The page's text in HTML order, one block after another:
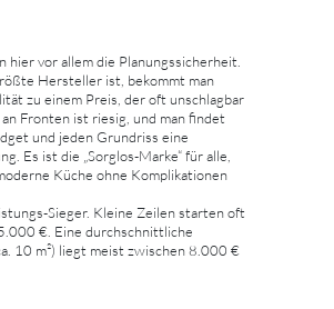
hier vor allem die Planungssicherheit.
Hersteller ist, bekommt man
zu einem Preis, der oft unschlagbar
Fronten ist riesig, und man findet
und jeden Grundriss eine
Es ist die „Sorglos-Marke“ für alle,
Küche ohne Komplikationen
Sieger. Kleine Zeilen starten oft
€. Eine durchschnittliche
10 m²) liegt meist zwischen 8.000 €